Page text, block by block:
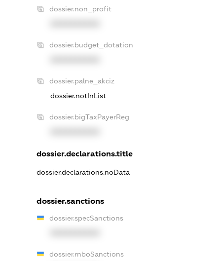
dossier.non_profit
dossier.budget_dotation
dossier.palne_akciz
dossier.notInList
dossier.bigTaxPayerReg
dossier.declarations.title
dossier.declarations.noData
dossier.sanctions
dossier.specSanctions
dossier.rnboSanctions